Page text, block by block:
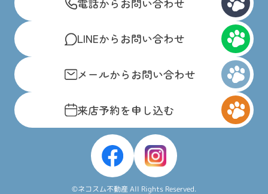
LINEからお問い合わせ
メールからお問い合わせ
来店予約を申し込む
©ネコスム不動産 All Rights Reserved.